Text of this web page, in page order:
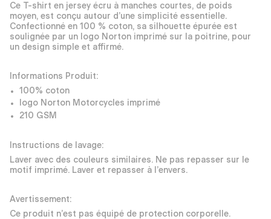
Ce T-shirt en jersey écru à manches courtes, de poids
moyen, est conçu autour d’une simplicité essentielle.
Confectionné en 100 % coton, sa silhouette épurée est
soulignée par un logo Norton imprimé sur la poitrine, pour
un design simple et affirmé.
Informations Produit:
100% coton
logo Norton Motorcycles imprimé
210 GSM
Instructions de lavage:
Laver avec des couleurs similaires. Ne pas repasser sur le
motif imprimé. Laver et repasser à l’envers.
Avertissement:
Ce produit n’est pas équipé de protection corporelle.